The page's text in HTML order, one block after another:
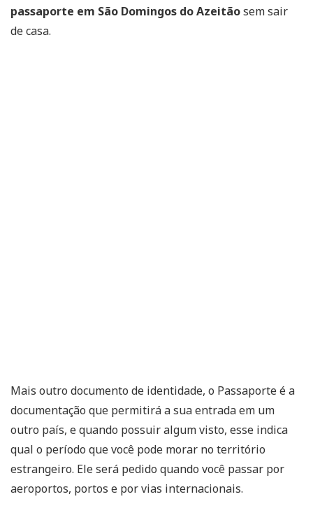
passaporte em São Domingos do Azeitãosem sair
de casa.
Mais outro documento de identidade, o Passaporte é a
documentação que permitirá a sua entrada em um
outro país, e quando possuir algum visto, esse indica
qual o período que você pode morar no território
estrangeiro. Ele será pedido quando você passar por
aeroportos, portos e por vias internacionais.